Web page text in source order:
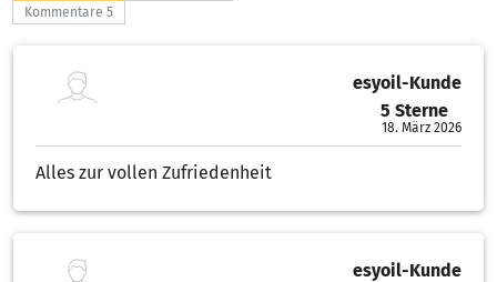
Kommentare 5
esyoil-Kunde
5 Sterne
18. März 2026
Alles zur vollen Zufriedenheit
esyoil-Kunde